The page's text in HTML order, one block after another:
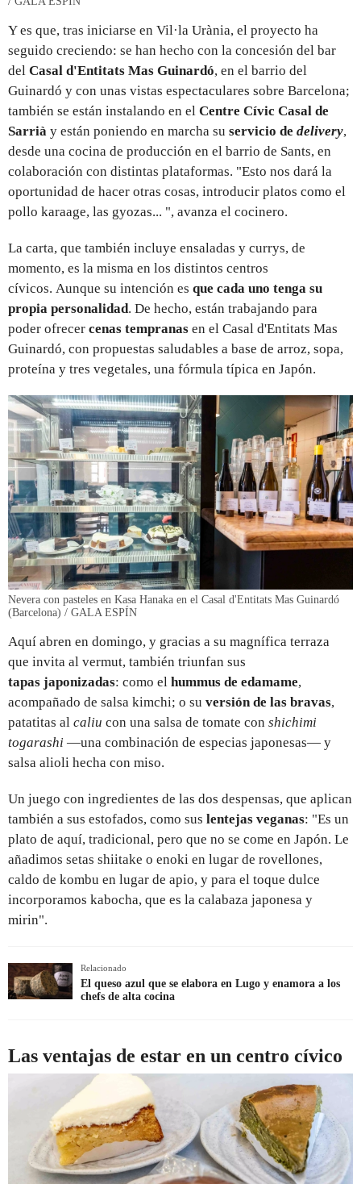
Y es que, tras iniciarse en Vil·la Urània, el proyecto ha
seguido creciendo: se han hecho con la concesión del bar
del Casal d'Entitats Mas Guinardó, en el barrio del
Guinardó y con unas vistas espectaculares sobre Barcelona;
también se están instalando en el Centre Cívic Casal de
Sarrià y están poniendo en marcha su servicio de delivery,
desde una cocina de producción en el barrio de Sants, en
colaboración con distintas plataformas. "Esto nos dará la
oportunidad de hacer otras cosas, introducir platos como el
pollo karaage, las gyozas... ", avanza el cocinero.
La carta, que también incluye ensaladas y currys, de
momento, es la misma en los distintos centros
cívicos. Aunque su intención es que cada uno tenga su
propia personalidad. De hecho, están trabajando para
poder ofrecer cenas tempranas en el Casal d'Entitats Mas
Guinardó, con propuestas saludables a base de arroz, sopa,
proteína y tres vegetales, una fórmula típica en Japón.
Nevera con pasteles en Kasa Hanaka en el Casal d'Entitats Mas Guinardó
(Barcelona) / GALA ESPÍN
Aquí abren en domingo, y gracias a su magnífica terraza
que invita al vermut, también triunfan sus
tapas japonizadas: como el hummus de edamame,
acompañado de salsa kimchi; o su versión de las bravas,
patatitas al caliu con una salsa de tomate con shichimi
togarashi —una combinación de especias japonesas— y
salsa alioli hecha con miso.
Un juego con ingredientes de las dos despensas, que aplican
también a sus estofados, como sus lentejas veganas: "Es un
plato de aquí, tradicional, pero que no se come en Japón. Le
añadimos setas shiitake o enoki en lugar de rovellones,
caldo de kombu en lugar de apio, y para el toque dulce
incorporamos kabocha, que es la calabaza japonesa y
mirin".
Relacionado
El queso azul que se elabora en Lugo y enamora a los
chefs de alta cocina
Las ventajas de estar en un centro cívico